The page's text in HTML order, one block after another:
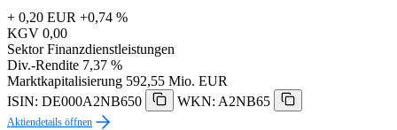
+ 0,20 EUR +0,74 %
KGV 0,00
Sektor Finanzdienstleistungen
Div.-Rendite 7,37 %
Marktkapitalisierung 592,55 Mio. EUR
ISIN: DE000A2NB650
WKN: A2NB65
Aktiendetails öffnen